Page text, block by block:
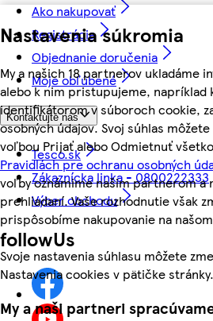
Nastavenia súkromia
My a našich 18 partnerov ukladáme
alebo k nim pristupujeme, napríklad
identifikátorom v súboroch cookie,
osobných údajov. Svoj súhlas
voľbou Prijať alebo Odmietnuť
Pravidlách pre ochranu osobných
voľby oznámime našim partnerom a
prehliadaní. Vaše rozhodnutie však
prispôsobíme nakupovanie na
Svoje nastavenia súhlasu môžete
Nastavenia cookies v pätičke stránky.
My a naši partneri
Ako nakupovať
Registrácia
Objednanie doručenia
Moje obľúbené
Kontaktujte nás
Tesco.sk
Zákaznícka linka - 0800222333
Výber obchodu
followUs